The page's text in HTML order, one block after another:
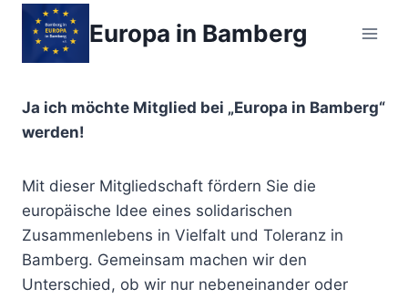
Inhalt
springen
Europa in Bamberg
Ja ich möchte Mitglied bei „Europa in Bamberg“
werden!
Mit dieser Mitgliedschaft fördern Sie die
europäische Idee eines solidarischen
Zusammenlebens in Vielfalt und Toleranz in
Bamberg. Gemeinsam machen wir den
Unterschied, ob wir nur nebeneinander oder